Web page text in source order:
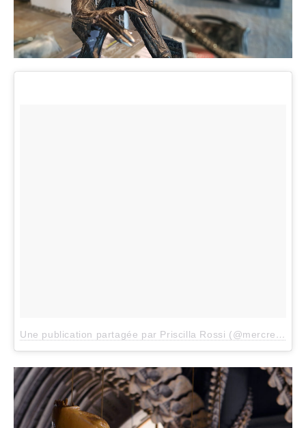
Une publication partagée par Priscilla Rossi (@mercredieblog)